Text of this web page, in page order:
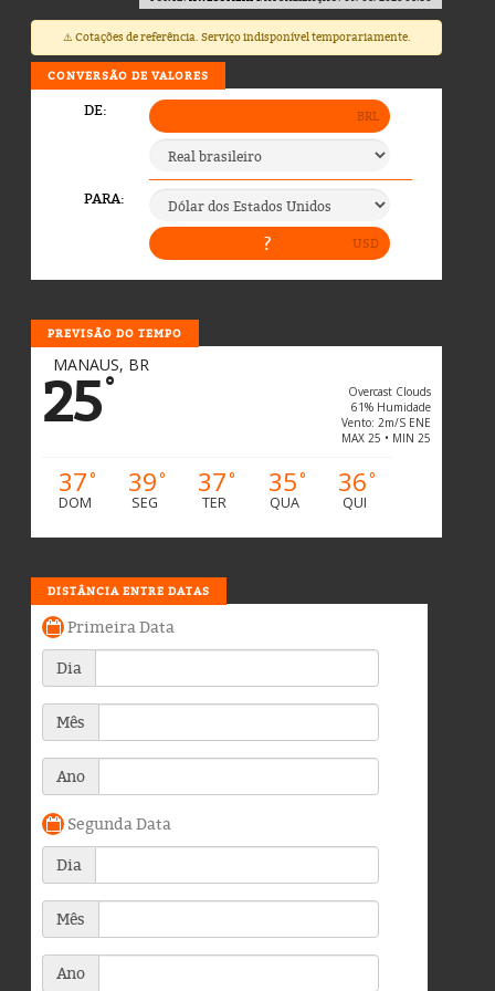
⚠️ Cotações de referência. Serviço indisponível temporariamente.
CONVERSÃO DE VALORES
PREVISÃO DO TEMPO
MANAUS, BR
25°
Overcast Clouds
61% Humidade
Vento: 2m/s ENE
MAX 25 • MIN 25
37°
DOM
39°
SEG
37°
TER
35°
QUA
36°
QUI
DISTÂNCIA ENTRE DATAS